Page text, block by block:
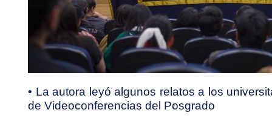
• La autora leyó algunos relatos a los
de Videoconferencias del Posgrado